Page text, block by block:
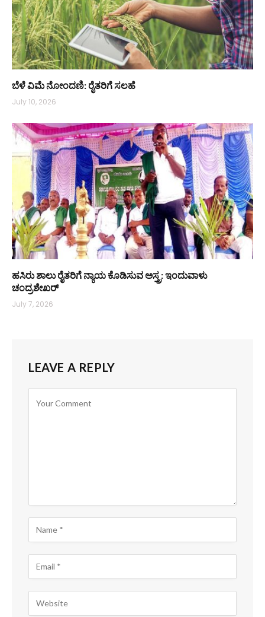
ಬೆಳೆ ವಿಮೆ ನೋಂದಣಿ: ರೈತರಿಗೆ ಸಲಹೆ
July 10, 2026
ಹಸಿರು ಶಾಲು ರೈತರಿಗೆ ನ್ಯಾಯ ಕೊಡಿಸುವ ಅಸ್ತ್ರ: ಇಂದುವಾಳು
ಚಂದ್ರಶೇಖರ್
July 7, 2026
LEAVE A REPLY